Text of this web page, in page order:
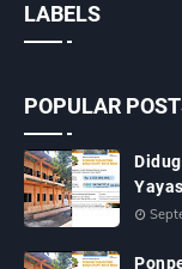
LABELS
POPULAR